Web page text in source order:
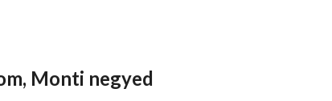
Monti negyed